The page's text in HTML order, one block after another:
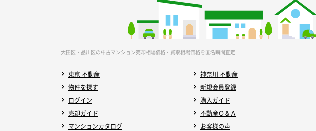
大田区・品川区の中古マンション売却相場価格・買取相場価格を匿名瞬間査定
東京 不動産
神奈川 不動産
物件を探す
新規会員登録
ログイン
購入ガイド
売却ガイド
不動産Ｑ＆Ａ
マンションカタログ
お客様の声